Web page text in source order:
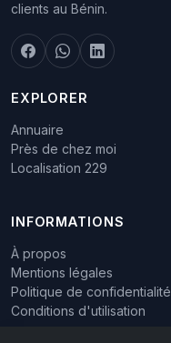
clients au Bénin.
EXPLORER
Annuaire
Près de chez moi
Localisation 229
INFORMATIONS
À propos
Mentions légales
Politique de confidentialité
Conditions d'utilisation